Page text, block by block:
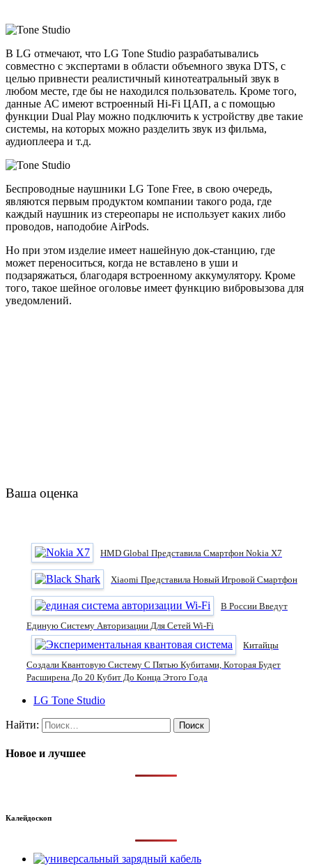
В LG отмечают, что LG Tone Studio разрабатывались
совместно с экспертами в области объемного звука DTS, с
целью привнести реалистичный кинотеатральный звук в
любом месте, где бы не находился пользователь. Кроме того,
данные АС имеют встроенный Hi-Fi ЦАП, а с помощью
функции Dual Play можно подключить к устройству две такие
системы, на которых можно разделить звук из фильма,
аудиоплеера и т.д.
Беспроводные наушники LG Tone Free, в свою очередь,
являются первым продуктом компании такого рода, где
каждый наушник из стереопары не использует каких либо
проводов, наподобие AirPods.
Но при этом изделие имеет нашейную док-станцию, где
может переноситься, когда не вставлено в уши и
подзаряжаться, благодаря встроенному аккумулятору. Кроме
того, такое шейное оголовье имеет функцию вибровызова для
уведомлений.
Ваша оценка
HMD Global Представила Смартфон Nokia X7
Xiaomi Представила Новый Игровой Смартфон
В России Введут
Единую Систему Авторизации Для Сетей Wi-Fi
Китайцы
Создали Квантовую Систему С Пятью Кубитами, Которая Будет
Расширена До 20 Кубит До Конца Этого Года
LG Tone Studio
Найти:
Новое и лучшее
Калейдоскоп